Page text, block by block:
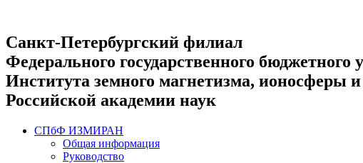
Санкт-Петербургский филиал
Федерального государственного бюджетного
Института земного магнетизма, ионосферы
Российской академии наук
Skip
СПбФ ИЗМИРАН
Общая информация
Руководство